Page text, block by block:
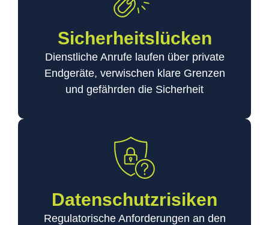
Sicherheitslücken
Dienstliche Anrufe laufen über private
Endgeräte, verwischen klare Grenzen
und gefährden die Sicherheit
Datenschutzrisiken
Regulatorische Anforderungen an den